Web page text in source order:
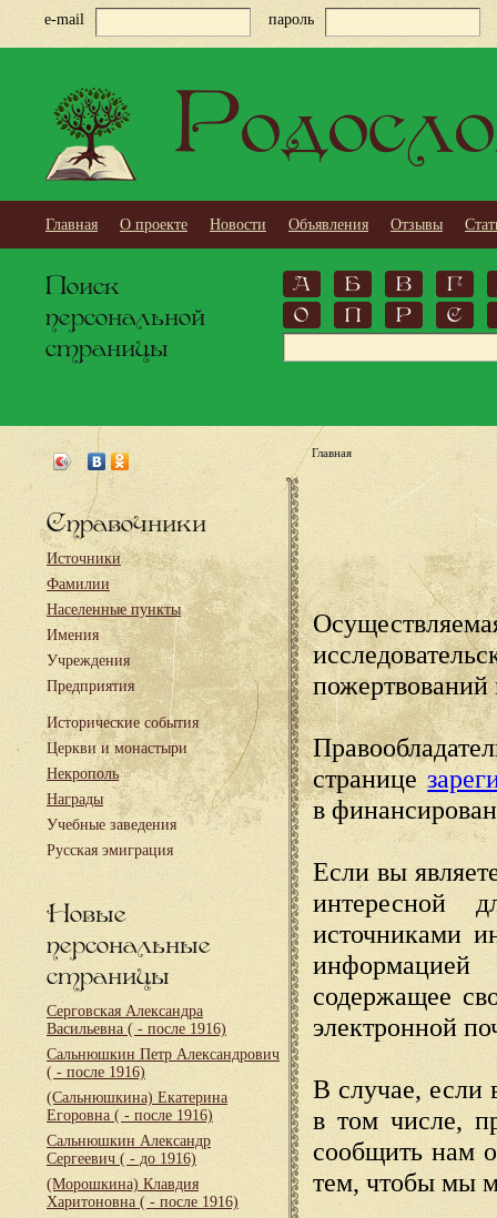
e-mail пароль
Главная О проекте Новости Объявления Отзывы
Поиск
персональной
страницы
А Б В
Г
О
П Р С
Справочники
Источники
Фамилии
Населенные пункты
Имения
Учреждения
Предприятия
Исторические события
Церкви и монастыри
Некрополь
Награды
Учебные заведения
Русская эмиграция
Новые
персональные
страницы
Серговская Александра
Васильевна ( - после 1916)
Сальнюшкин Петр Александрович
( - после 1916)
(Сальнюшкина) Екатерина
Егоровна ( - после 1916)
Сальнюшкин Александр
Сергеевич ( - до 1916)
(Морошкина) Клавдия
Харитоновна ( - после 1916)
Главная
пожертвований
странице
в
Если вы
интересной
источниками
содержащее
электронной
В случае, если
в том числе,
сообщить нам
тем, чтобы мы